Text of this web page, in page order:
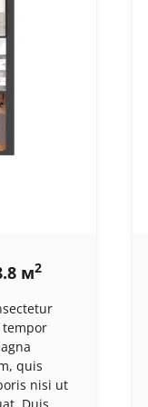
м2
quis
nisi ut